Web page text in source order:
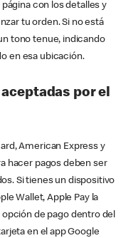
con los detalles y
tu orden. Si no está
tono tenue, indicando
en esa ubicación.
por el
American Express y
hacer pagos deben ser
Si tienes un dispositivo
Wallet, Apple Pay la
de pago dentro del
en el app Google